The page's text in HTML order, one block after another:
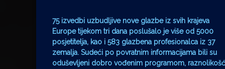
75 izvedbi uzbudljive nove glazbe iz svih krajeva
Europe tijekom tri dana poslušalo je više od 5000
posjetitelja, kao i 583 glazbena profesionalca iz 37
zemalja. Sudeći po povratnim informacijama bili su
oduševljeni dobro vođenim programom,